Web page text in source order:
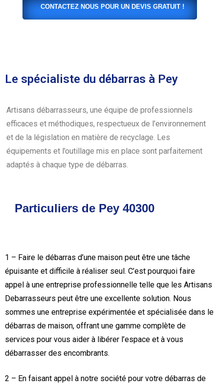
CONTACTEZ NOUS POUR UN DEVIS GRATUIT !
Le spécialiste du débarras à Pey
Artisans débarrasseurs, une équipe de professionnels
efficaces et méthodiques, respectueux de l’environnement
et de la législation en matière de recyclage. Les
équipements et l’outillage mis en place sont parfaitement
adaptés à chaque type de débarras.
Particuliers de Pey 40300
1 – Faire le débarras d’une maison peut être une tâche
épuisante et difficile à réaliser seul. C’est pourquoi faire
appel à une entreprise professionnelle telle que les Artisans
Debarrasseurs peut être une excellente solution. Nous
sommes une entreprise expérimentée et spécialisée dans le
débarras de maison, offrant une gamme complète de
services pour vous aider à libérer l’espace et à vous
débarrasser des encombrants.
2 – En faisant appel à notre société pour votre débarras de